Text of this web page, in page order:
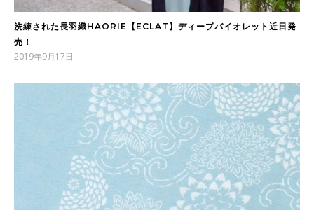
洗練された長羽織HAORIE【ECLAT】ディープバイオレット近日発
売！
2019年9月17日